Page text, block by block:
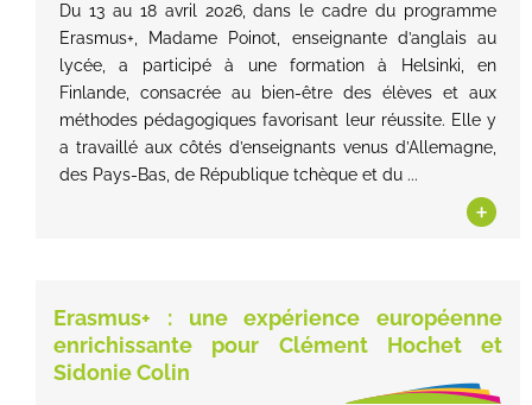
Du 13 au 18 avril 2026, dans le cadre du programme
Erasmus+, Madame Poinot, enseignante d’anglais au
lycée, a participé à une formation à Helsinki, en
Finlande, consacrée au bien-être des élèves et aux
méthodes pédagogiques favorisant leur réussite. Elle y
a travaillé aux côtés d’enseignants venus d’Allemagne,
des Pays-Bas, de République tchèque et du ...
+
Erasmus+ : une expérience européenne
enrichissante pour Clément Hochet et
Sidonie Colin